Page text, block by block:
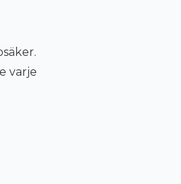
varje